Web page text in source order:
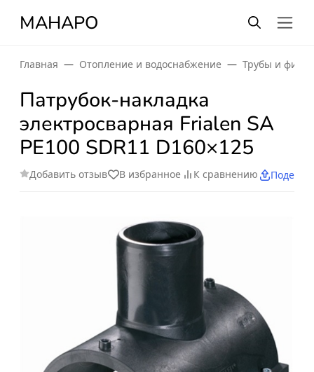
МАНАРО
Главная Отопление и водоснабжение Трубы и
Патрубок-накладка
электросварная Frialen SA
PE100 SDR11 D160×125
Добавить отзыв В избранное К сравнению